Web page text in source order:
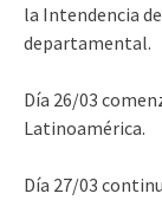
la Intendencia
departamental.
Día 26/03
Latinoamérica.
Día 27/03